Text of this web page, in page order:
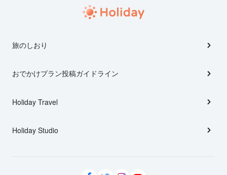
旅のしおり
おでかけプラン投稿ガイドライン
Holiday Travel
Holiday Studio